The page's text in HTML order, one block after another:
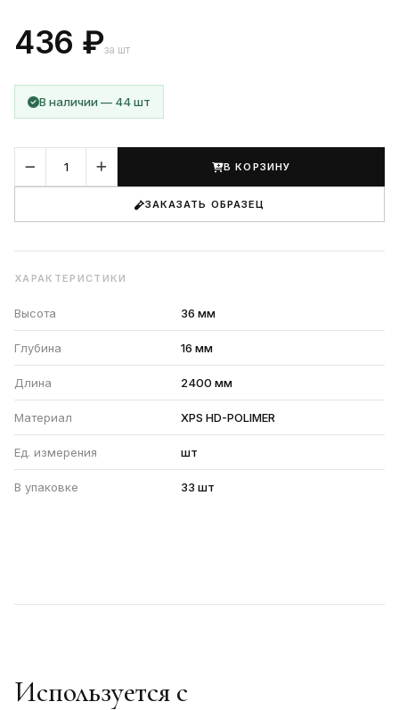
436 ₽за шт
В наличии — 44 шт
В КОРЗИНУ
ЗАКАЗАТЬ ОБРАЗЕЦ
ХАРАКТЕРИСТИКИ
Высота 36 мм
Глубина 16 мм
Длина 2400 мм
Материал XPS HD-POLIMER
Ед. измерения шт
В упаковке 33 шт
Используется с